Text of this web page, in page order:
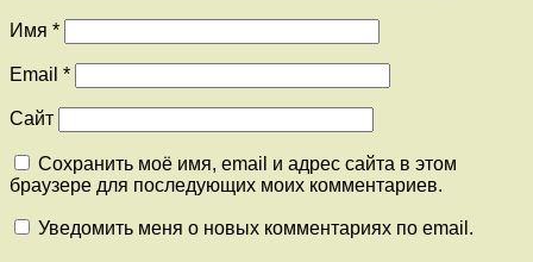
Имя *
Email *
Сайт
Сохранить моё имя, email и адрес сайта в этом
браузере для последующих моих комментариев.
Уведомить меня о новых комментариях по email.